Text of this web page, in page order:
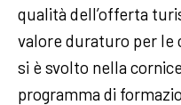
qualità dell’offerta
valore duraturo per le
si è svolto nella
programma di